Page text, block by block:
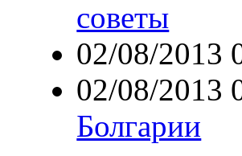
советы
02/08/2013
02/08/2013
Болгарии